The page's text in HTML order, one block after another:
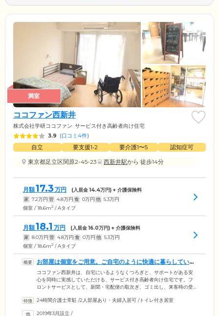
満室
ココファン西新井
株式会社学研ココファン サービス付き高齢者向け住宅
3.9 (口コミ4件)
自立 要支援1•2 要介護1〜5
認知症可
東京都足立区関原2-45-23
西新井駅から 徒歩14分
月額17.3 万円 (入居金14.4万円) + 介護保険料
家 7.2万円 管 4.8万円 食 0万円 他 5.3万円
個室 / 18.6m2 / Aタイプ
月額18.1 万円 (入居金16.0万円) + 介護保険料
家 8.0万円 管 4.8万円 食 0万円 他 5.3万円
個室 / 18.6m2 / Aタイプ
お部屋は個室をご用意。ご自宅のように快適に暮らしていた
だけます
ココファン西新井は、自宅にいるようなくつろぎと、サポートがある安
心を同時に実感していただける、サービス付き高齢者向け住宅です。フ
ロントサービスとして、新聞・宅配便の取次ぎ、ゴミ出し、来客時の受
す。必要な方は併設の訪問介護を利用して、介護サービスを受けていた
24時間介護士常駐 /2人部屋あり・夫婦入居可 /トイレ付き居室
2019年3月設立 /